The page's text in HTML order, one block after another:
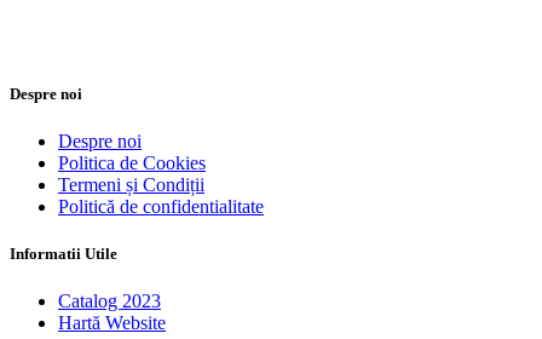
Despre noi
Despre noi
Politica de Cookies
Termeni și Condiții
Politică de confidentialitate
Informatii Utile
Catalog 2023
Hartă Website